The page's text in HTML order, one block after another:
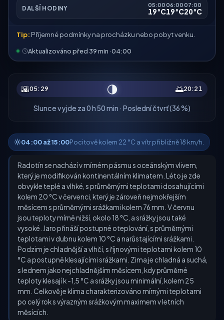
DALŠÍ HODINY
05:00
19°C
06:00
19°C
07:00
20°C
Tip: Příjemné podmínky na procházku nebo pobyt venku.
Aktualizováno před 39 min ·04:00
🌇05:29 🌗 🌅20:21
Slunce vyjde za 0 h 50 min · Poslední čtvrť (36 %)
04:00 až 15:00Pocitově kolem 22 °C a vítr přibližně 18 km/h.
Radotín se nachází v mírném pásmu s oceánským vlivem,
který je modifikován kontinentálním klimatem. Léto je zde
obvykle teplé a vlhké, s průměrnými teplotami dosahujícími
kolem 20 °C v červenci, který je zároveň nejmokřejším
měsícem s průměrnými srážkami kolem 76 mm. V červnu
jsou teploty mírně nižší, okolo 18 °C, a srážky jsou také
vysoké. Jaro přináší postupné oteplování, s průměrnými
teplotami v dubnu kolem 10 °C a narůstajícími srážkami.
Podzim je chladnější a vlhčí, s říjnovými teplotami kolem 10
°C a postupně klesajícími srážkami. Zima je chladná a suchá,
s lednem jako nejchladnějším měsícem, kdy průměrné
teploty klesají k -1,5 °C a srážky jsou minimální, kolem 25
mm. Celkově je klima charakterizováno mírnými teplotami
po celý rok s výrazným srážkovým maximem v letních
měsících.